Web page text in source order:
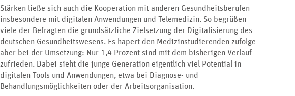
Stärken ließe sich auch die Kooperation mit anderen Gesundheitsberufen
insbesondere mit digitalen Anwendungen und Telemedizin. So begrüßen
viele der Befragten die grundsätzliche Zielsetzung der Digitalisierung des
deutschen Gesundheitswesens. Es hapert den Medizinstudierenden zufolge
aber bei der Umsetzung: Nur 1,4 Prozent sind mit dem bisherigen Verlauf
zufrieden. Dabei sieht die junge Generation eigentlich viel Potential in
digitalen Tools und Anwendungen, etwa bei Diagnose- und
Behandlungsmöglichkeiten oder der Arbeitsorganisation.